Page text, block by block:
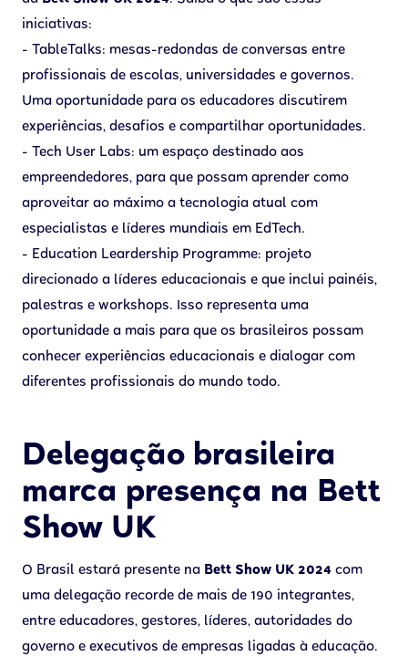
iniciativas:
- TableTalks: mesas-redondas de conversas entre
profissionais de escolas, universidades e governos.
Uma oportunidade para os educadores discutirem
experiências, desafios e compartilhar oportunidades.
- Tech User Labs: um espaço destinado aos
empreendedores, para que possam aprender como
aproveitar ao máximo a tecnologia atual com
especialistas e líderes mundiais em EdTech.
- Education Leardership Programme: projeto
direcionado a líderes educacionais e que inclui painéis,
palestras e workshops. Isso representa uma
oportunidade a mais para que os brasileiros possam
conhecer experiências educacionais e dialogar com
diferentes profissionais do mundo todo.
Delegação brasileira
marca presença na Bett
Show UK
O Brasil estará presente na Bett Show UK 2024 com
uma delegação recorde de mais de 190 integrantes,
entre educadores, gestores, líderes, autoridades do
governo e executivos de empresas ligadas à educação.